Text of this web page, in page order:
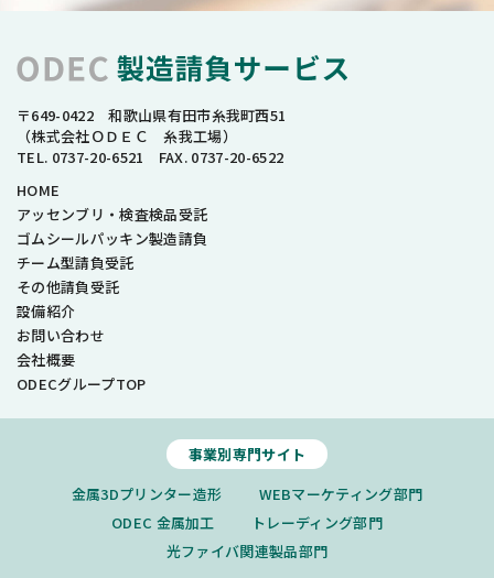
〒649-0422 和歌山県有田市糸我町西51
（株式会社ＯＤＥＣ 糸我工場）
TEL. 0737-20-6521 FAX. 0737-20-6522
HOME
アッセンブリ・検査検品受託
ゴムシールパッキン製造請負
チーム型請負受託
その他請負受託
設備紹介
お問い合わせ
会社概要
ODECグループTOP
事業別専門サイト
金属3Dプリンター造形
WEBマーケティング部門
ODEC 金属加工
トレーディング部門
光ファイバ関連製品部門